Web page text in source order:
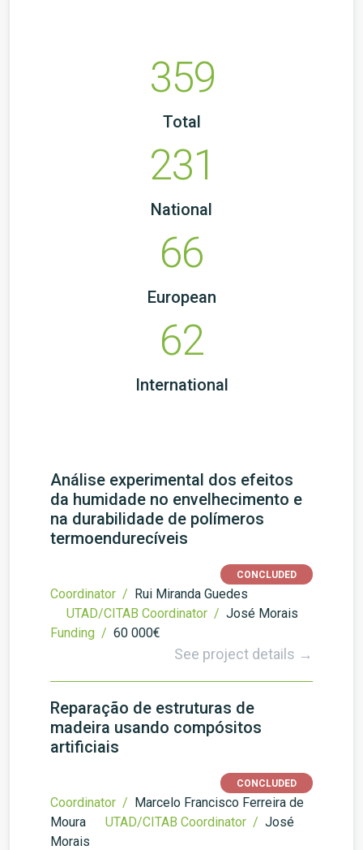
359
Total
231
National
66
European
62
International
Análise experimental dos efeitos
da humidade no envelhecimento e
na durabilidade de polímeros
termoendurecíveis
CONCLUDED
Coordinator / Rui Miranda Guedes
UTAD/CITAB Coordinator / José Morais
Funding / 60 000€
See project details →
Reparação de estruturas de
madeira usando compósitos
artificiais
CONCLUDED
Coordinator / Marcelo Francisco Ferreira de
Moura
UTAD/CITAB Coordinator / José
Morais